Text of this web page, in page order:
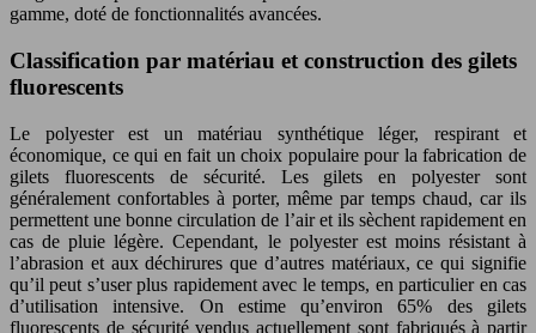
gamme, doté de fonctionnalités avancées.
Classification par matériau et construction des gilets
fluorescents
Le polyester est un matériau synthétique léger, respirant et
économique, ce qui en fait un choix populaire pour la fabrication de
gilets fluorescents de sécurité. Les gilets en polyester sont
généralement confortables à porter, même par temps chaud, car ils
permettent une bonne circulation de l’air et ils sèchent rapidement en
cas de pluie légère. Cependant, le polyester est moins résistant à
l’abrasion et aux déchirures que d’autres matériaux, ce qui signifie
qu’il peut s’user plus rapidement avec le temps, en particulier en cas
d’utilisation intensive. On estime qu’environ 65% des gilets
fluorescents de sécurité vendus actuellement sont fabriqués à partir